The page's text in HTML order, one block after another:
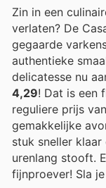
Zin in een
verlaten? De
gegaarde
authentieke
delicatesse nu
4,29! Dat is een
reguliere prijs
gemakkelijke
stuk sneller klaar
urenlang stooft.
fijnproever! Sla